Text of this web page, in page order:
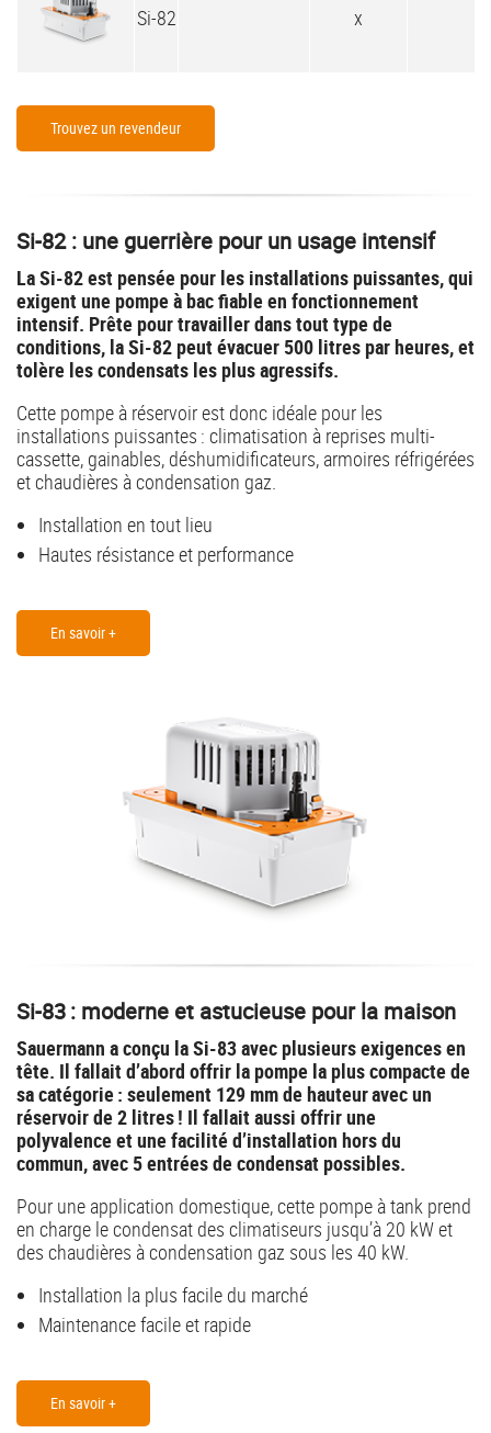
Si-82 x
Trouvez un revendeur
Si-82 : une guerrière pour un usage intensif
La Si-82 est pensée pour les installations puissantes, qui
exigent une pompe à bac fiable en fonctionnement
intensif. Prête pour travailler dans tout type de
conditions, la Si-82 peut évacuer 500 litres par heures, et
tolère les condensats les plus agressifs.
Cette pompe à réservoir est donc idéale pour les
installations puissantes : climatisation à reprises multi-
cassette, gainables, déshumidificateurs, armoires réfrigérées
et chaudières à condensation gaz.
Installation en tout lieu
Hautes résistance et performance
En savoir +
Si-83 : moderne et astucieuse pour la maison
Sauermann a conçu la Si-83 avec plusieurs exigences en
tête. Il fallait d’abord offrir la pompe la plus compacte de
sa catégorie : seulement 129 mm de hauteur avec un
réservoir de 2 litres ! Il fallait aussi offrir une
polyvalence et une facilité d’installation hors du
commun, avec 5 entrées de condensat possibles.
Pour une application domestique, cette pompe à tank prend
en charge le condensat des climatiseurs jusqu’à 20 kW et
des chaudières à condensation gaz sous les 40 kW.
Installation la plus facile du marché
Maintenance facile et rapide
En savoir +